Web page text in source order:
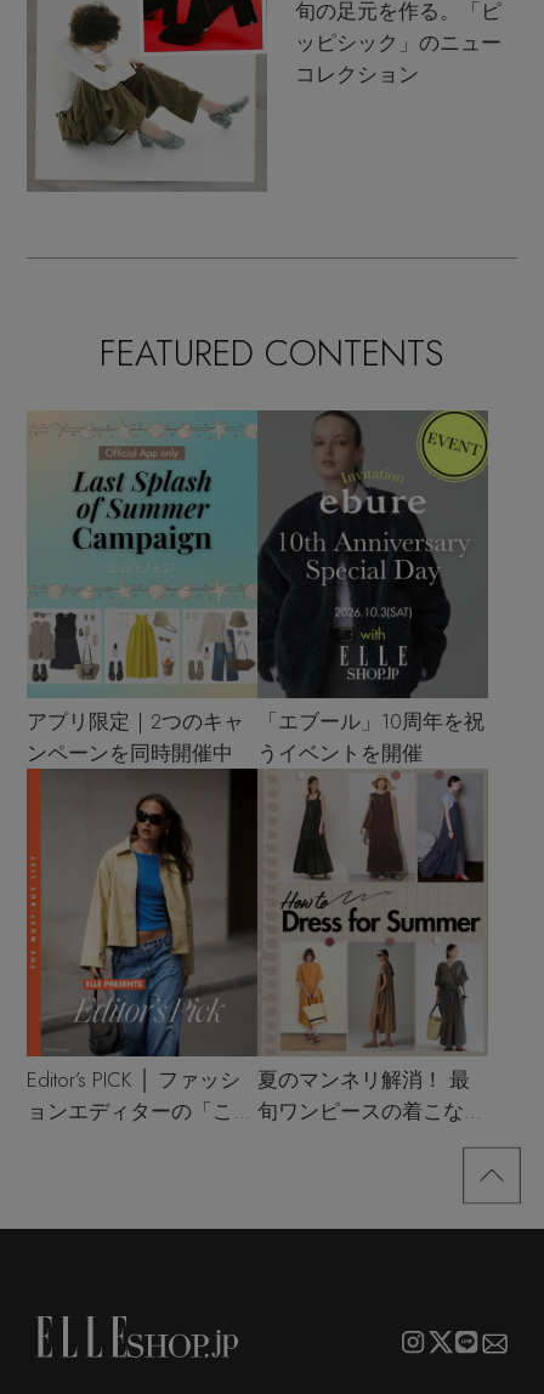
旬の足元を作る。「ピ
ッピシック」のニュー
コレクション
FEATURED CONTENTS
アプリ限定｜2つのキャ
ンペーンを同時開催中
「エブール」10周年を祝
うイベントを開催
Editor’s PICK │ ファッシ
ョンエディターの「これ
夏のマンネリ解消！ 最
旬ワンピースの着こなし